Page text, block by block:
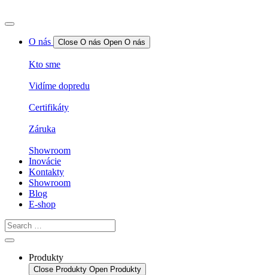
O nás Close O nás Open O nás
Kto sme
Vidíme dopredu
Certifikáty
Záruka
Showroom
Inovácie
Kontakty
Showroom
Blog
E-shop
Produkty
Close Produkty Open Produkty